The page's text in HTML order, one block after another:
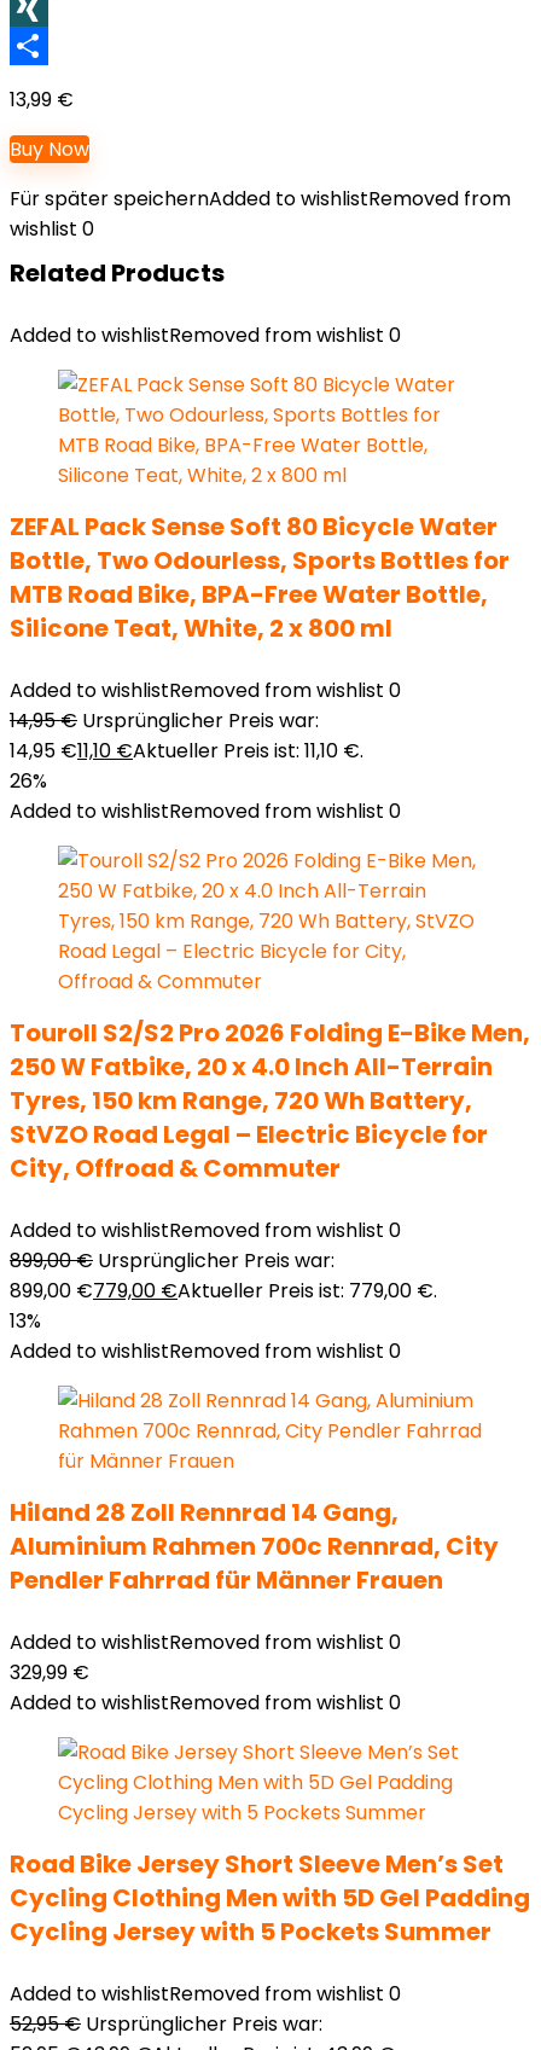
LinkedIn
XING
13,99 €
Buy Now
Für später speichernAdded to wishlistRemoved from
wishlist 0
Related Products
Added to wishlistRemoved from wishlist 0
ZEFAL Pack Sense Soft 80 Bicycle Water
Bottle, Two Odourless, Sports Bottles for
MTB Road Bike, BPA-Free Water Bottle,
Silicone Teat, White, 2 x 800 ml
Added to wishlistRemoved from wishlist 0
14,95€ Ursprünglicher Preis war:
14,95 €11,10 €Aktueller Preis ist: 11,10 €.
26%
Added to wishlistRemoved from wishlist 0
Touroll S2/S2 Pro 2026 Folding E-Bike Men,
250 W Fatbike, 20 x 4.0 Inch All-Terrain
Tyres, 150 km Range, 720 Wh Battery,
StVZO Road Legal – Electric Bicycle for
City, Offroad & Commuter
Added to wishlistRemoved from wishlist 0
899,00€ Ursprünglicher Preis war:
899,00 €779,00 €Aktueller Preis ist: 779,00 €.
13%
Added to wishlistRemoved from wishlist 0
Hiland 28 Zoll Rennrad 14 Gang,
Aluminium Rahmen 700c Rennrad, City
Pendler Fahrrad für Männer Frauen
Added to wishlistRemoved from wishlist 0
329,99 €
Added to wishlistRemoved from wishlist 0
Road Bike Jersey Short Sleeve Men’s Set
Cycling Clothing Men with 5D Gel Padding
Cycling Jersey with 5 Pockets Summer
Added to wishlistRemoved from wishlist 0
52,95€ Ursprünglicher Preis war: